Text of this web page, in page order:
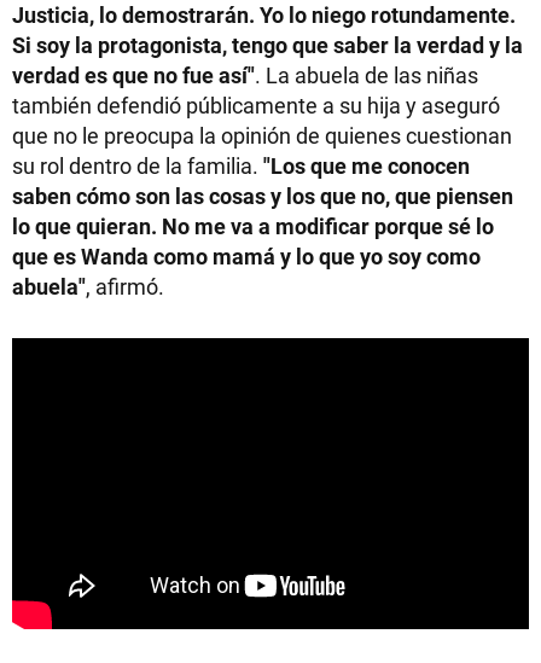
Justicia, lo demostrarán. Yo lo niego rotundamente.
Si soy la protagonista, tengo que saber la verdad y la
verdad es que no fue así". La abuela de las niñas
también defendió públicamente a su hija y aseguró
que no le preocupa la opinión de quienes cuestionan
su rol dentro de la familia. "Los que me conocen
saben cómo son las cosas y los que no, que piensen
lo que quieran. No me va a modificar porque sé lo
que es Wanda como mamá y lo que yo soy como
abuela", afirmó.